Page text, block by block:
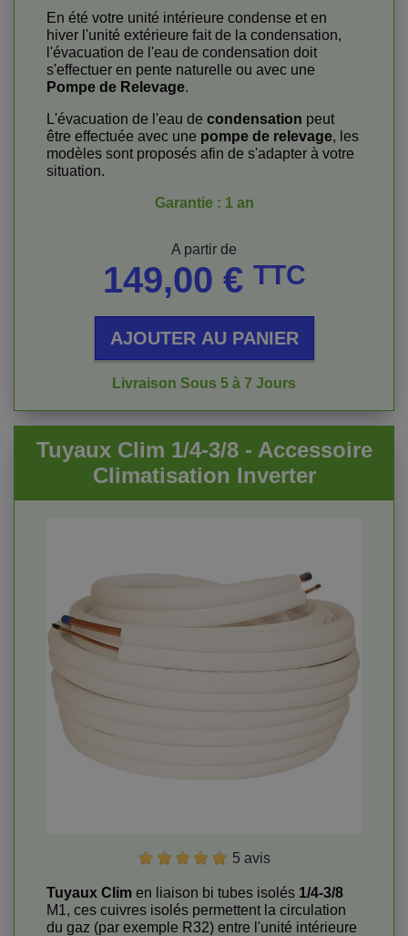
En été votre unité intérieure condense et en
hiver l'unité extérieure fait de la condensation,
l'évacuation de l'eau de condensation doit
s'effectuer en pente naturelle ou avec une
Pompe de Relevage.
L'évacuation de l'eau de condensation peut
être effectuée avec une pompe de relevage, les
modèles sont proposés afin de s'adapter à votre
situation.
Garantie : 1 an
A partir de
149,00 € TTC
AJOUTER AU PANIER
Livraison Sous 5 à 7 Jours
Tuyaux Clim 1/4-3/8 - Accessoire
Climatisation Inverter
5 avis
Tuyaux Clim en liaison bi tubes isolés 1/4-3/8
M1, ces cuivres isolés permettent la circulation
du gaz (par exemple R32) entre l'unité intérieure